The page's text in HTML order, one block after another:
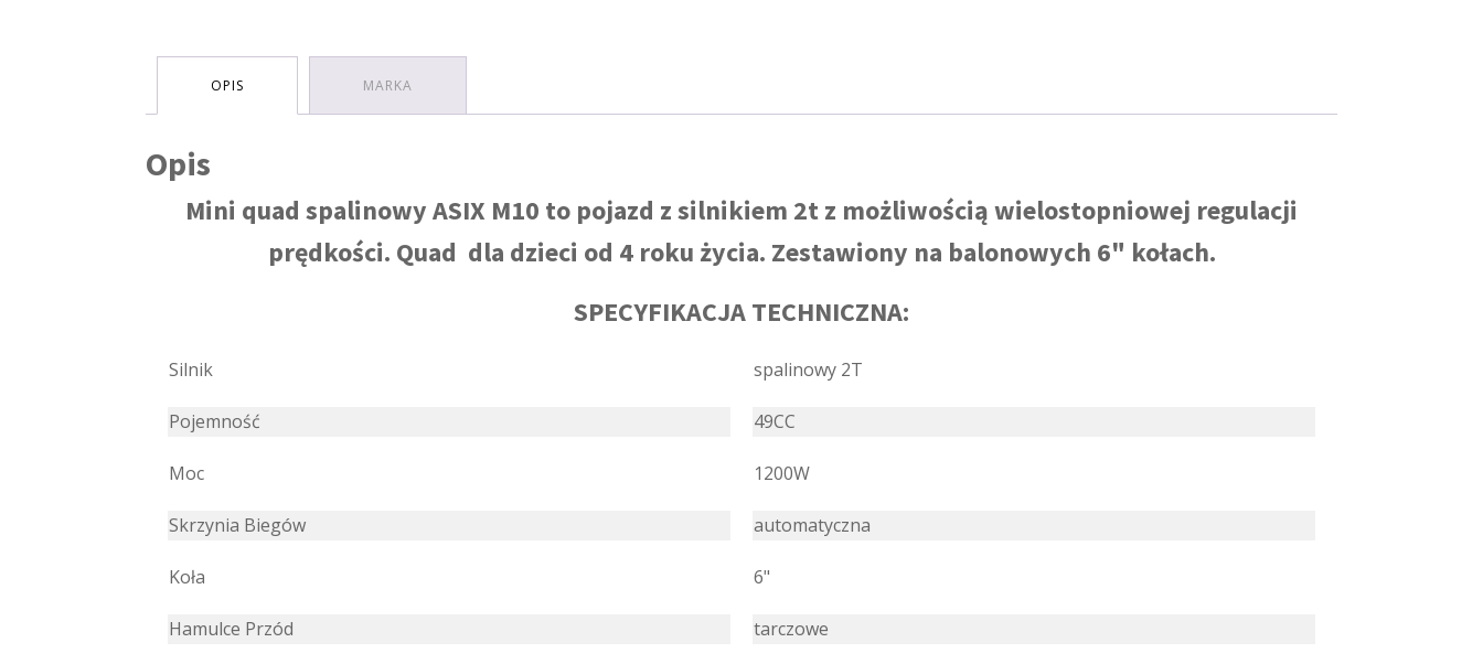
OPIS MARKA
Opis
Mini quad spalinowy ASIX M10 to pojazd z silnikiem 2t z możliwością wielostopniowej regulacji
prędkości. Quad dla dzieci od 4 roku życia. Zestawiony na balonowych 6" kołach.
SPECYFIKACJA TECHNICZNA:
Silnik spalinowy 2T
Pojemność 49CC
Moc 1200W
Skrzynia Biegów automatyczna
Koła 6"
Hamulce Przód tarczowe